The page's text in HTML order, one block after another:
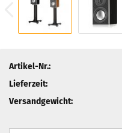
Artikel-Nr.:
Lieferzeit:
Versandgewicht: